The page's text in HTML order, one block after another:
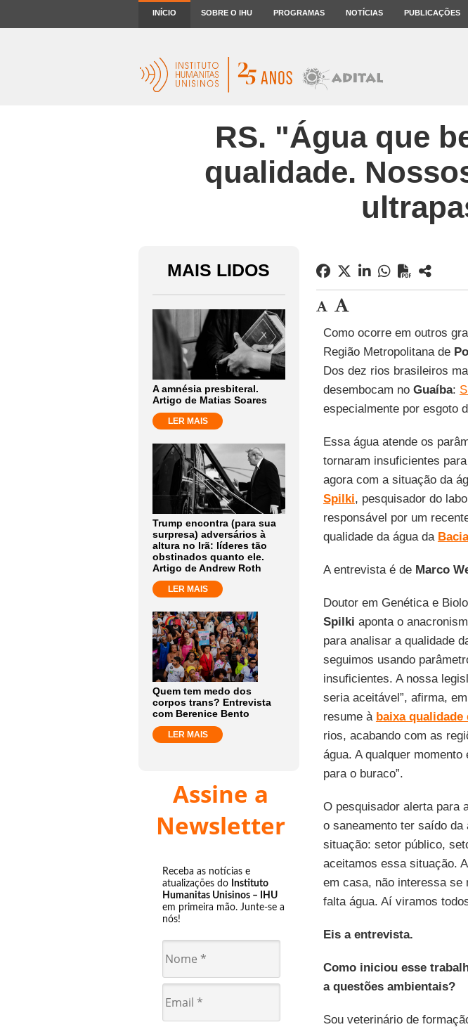
INÍCIO SOBRE O IHU PROGRAMAS NOTÍCIAS PUBLICAÇÕES
RS. "Água que
qualidade.
MAIS LIDOS
A amnésia presbiteral.
Artigo de Matias Soares
LER MAIS
Trump encontra (para sua
surpresa) adversários à
altura no Irã: líderes tão
obstinados quanto ele.
Artigo de Andrew Roth
LER MAIS
Quem tem medo dos
corpos trans? Entrevista
com Berenice Bento
LER MAIS
Assine a
Newsletter
Receba as notícias e
atualizações do Instituto
Humanitas Unisinos – IHU
em primeira mão. Junte-se a
nós!
Como ocorre em outros
Região Metropolitana de
Dos dez rios brasileiros
desembocam no Guaíba:
especialmente por esgoto
Essa água atende os
tornaram insuficientes
agora com a situação da
Spilki, pesquisador do
responsável por um
qualidade da água da
A entrevista é de Marco
Doutor em Genética e
Spilki aponta o
para analisar a qualidade
seguimos usando
insuficientes. A nossa
seria aceitável”, afirma,
resume à baixa qualidade
rios, acabando com as
água. A qualquer
para o buraco”.
O pesquisador alerta para
o saneamento ter saído da
situação: setor público,
aceitamos essa situação.
em casa, não interessa se
falta água. Aí viramos
Eis a entrevista.
Como iniciou esse
a questões ambientais?
Sou veterinário de